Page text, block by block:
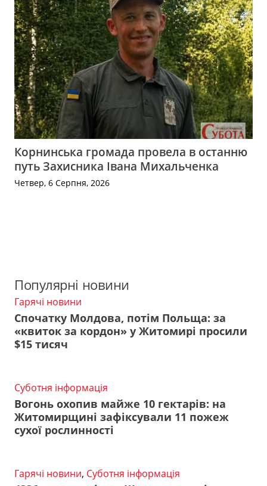
Корнинська громада провела в останню
путь Захисника Івана Михальченка
Четвер, 6 Серпня, 2026
Популярні новини
Гарячі новини
Спочатку Молдова, потім Польща: за
«квиток за кордон» у Житомирі просили
$15 тисяч
Суботня інформація
Вогонь охопив майже 10 гектарів: на
Житомирщині зафіксували 11 пожеж
сухої рослинності
Гарячі новини, Суботня інформація